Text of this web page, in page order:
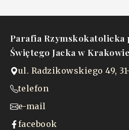
Parafia Rzymskokatolicka
Świętego Jacka w Krakowie
ul. Radzikowskiego 49,
telefon
e-mail
facebook